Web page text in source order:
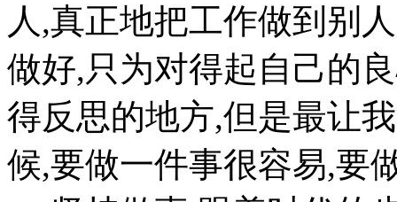
人,真正地把工作做到别
做好,只为对得起自己
得反思的地方,但是最让
候,要做一件事很容易,要